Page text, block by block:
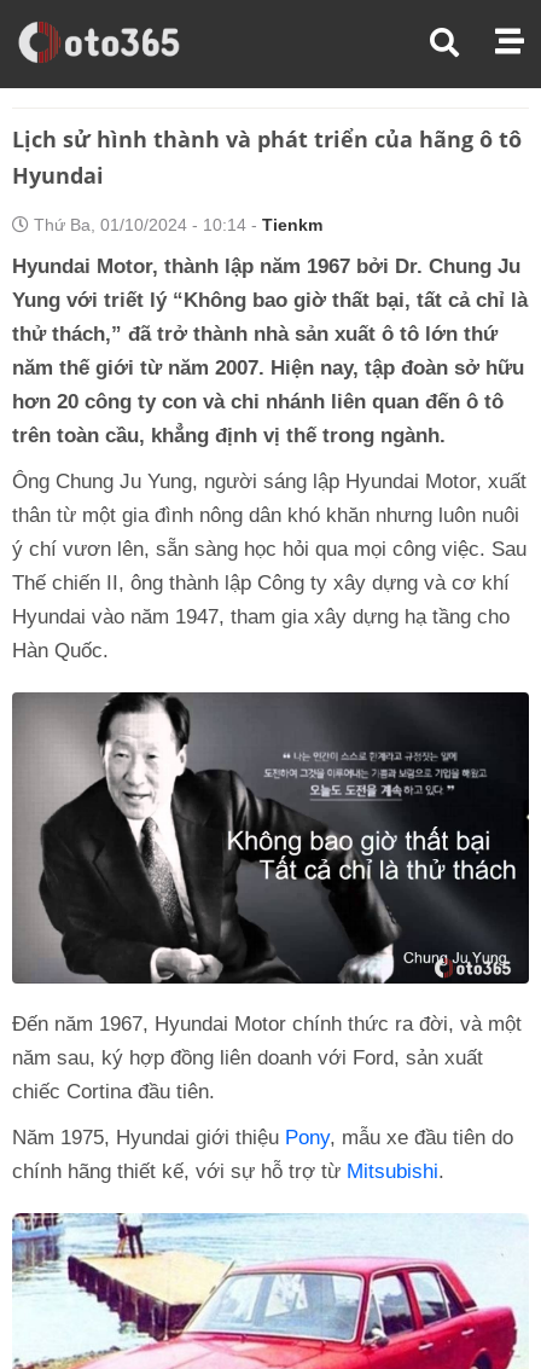
Trang Chủ
Kiến Thức Xe
Lịch sử hình thành và phát triển của hãng ô tô
Hyundai
Thứ Ba, 01/10/2024 - 10:14 - Tienkm
Hyundai Motor, thành lập năm 1967 bởi Dr. Chung Ju
Yung với triết lý “Không bao giờ thất bại, tất cả chỉ là
thử thách,” đã trở thành nhà sản xuất ô tô lớn thứ
năm thế giới từ năm 2007. Hiện nay, tập đoàn sở hữu
hơn 20 công ty con và chi nhánh liên quan đến ô tô
trên toàn cầu, khẳng định vị thế trong ngành.
Ông Chung Ju Yung, người sáng lập Hyundai Motor, xuất
thân từ một gia đình nông dân khó khăn nhưng luôn nuôi
ý chí vươn lên, sẵn sàng học hỏi qua mọi công việc. Sau
Thế chiến II, ông thành lập Công ty xây dựng và cơ khí
Hyundai vào năm 1947, tham gia xây dựng hạ tầng cho
Hàn Quốc.
Đến năm 1967, Hyundai Motor chính thức ra đời, và một
năm sau, ký hợp đồng liên doanh với Ford, sản xuất
chiếc Cortina đầu tiên.
Năm 1975, Hyundai giới thiệu Pony, mẫu xe đầu tiên do
chính hãng thiết kế, với sự hỗ trợ từ Mitsubishi.